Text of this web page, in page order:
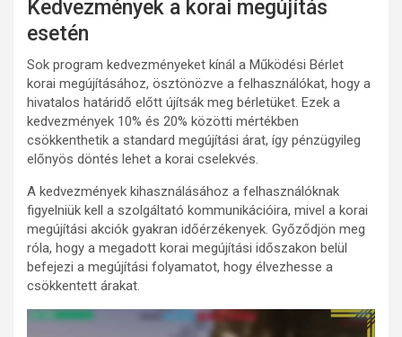
Kedvezmények a korai megújítás
esetén
Sok program kedvezményeket kínál a Működési Bérlet
korai megújításához, ösztönözve a felhasználókat, hogy a
hivatalos határidő előtt újítsák meg bérletüket. Ezek a
kedvezmények 10% és 20% közötti mértékben
csökkenthetik a standard megújítási árat, így pénzügyileg
előnyös döntés lehet a korai cselekvés.
A kedvezmények kihasználásához a felhasználóknak
figyelniük kell a szolgáltató kommunikációira, mivel a korai
megújítási akciók gyakran időérzékenyek. Győződjön meg
róla, hogy a megadott korai megújítási időszakon belül
befejezi a megújítási folyamatot, hogy élvezhesse a
csökkentett árakat.